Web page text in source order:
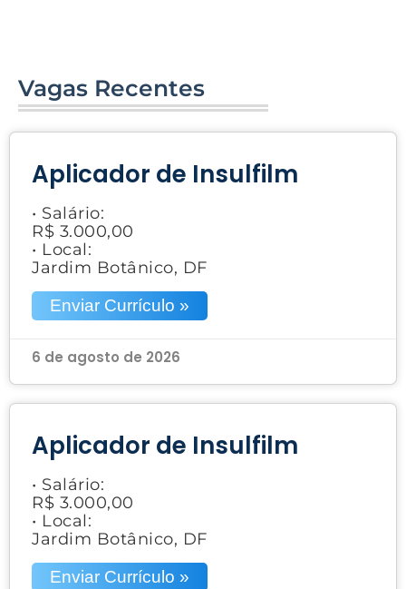
Vagas Recentes
Aplicador de Insulfilm
• Salário:
R$ 3.000,00
• Local:
Jardim Botânico, DF
Enviar Currículo »
6 de agosto de 2026
Aplicador de Insulfilm
• Salário:
R$ 3.000,00
• Local:
Jardim Botânico, DF
Enviar Currículo »